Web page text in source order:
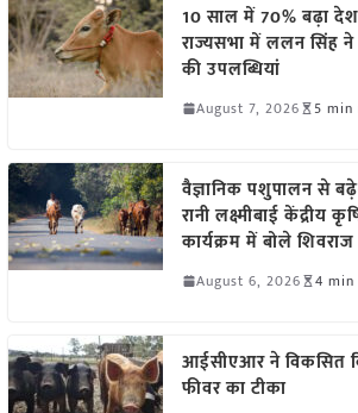
10 साल में 70% बढ़ा
राज्यसभा में ललन सिंह ने
की उपलब्धियां
August 7, 2026 5 min
वैज्ञानिक पशुपालन से
रानी लक्ष्मीबाई केंद्रीय
कार्यक्रम में बोले
August 6, 2026 4 min
आईसीएआर ने विकसित
फीवर का टीका